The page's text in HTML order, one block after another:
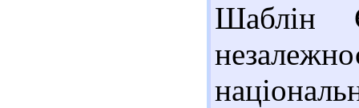
Шаблін